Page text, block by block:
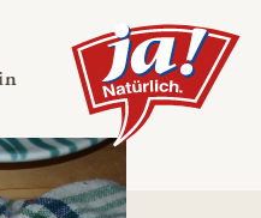
— Untermenü ausklappen